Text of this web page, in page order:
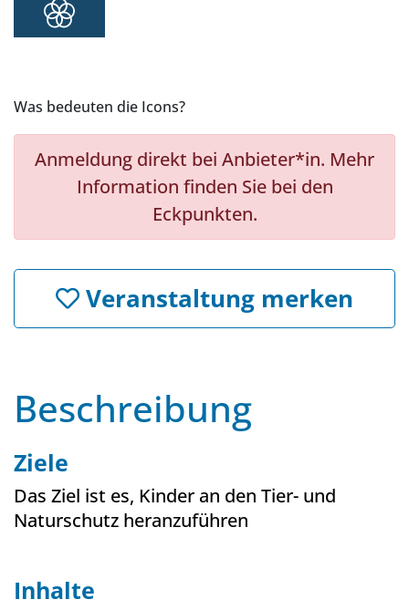
Was bedeuten die Icons?
Anmeldung direkt bei Anbieter*in. Mehr
Information finden Sie bei den
Eckpunkten.
Veranstaltung merken
Beschreibung
Ziele
Das Ziel ist es, Kinder an den Tier- und
Naturschutz heranzuführen
Inhalte